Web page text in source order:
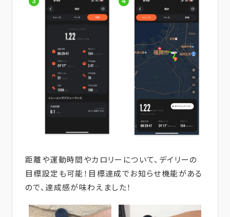
距離や運動時間やカロリーについて、デイリーの
目標設定も可能！目標達成でお知らせ機能がある
ので、達成感が味わえました！